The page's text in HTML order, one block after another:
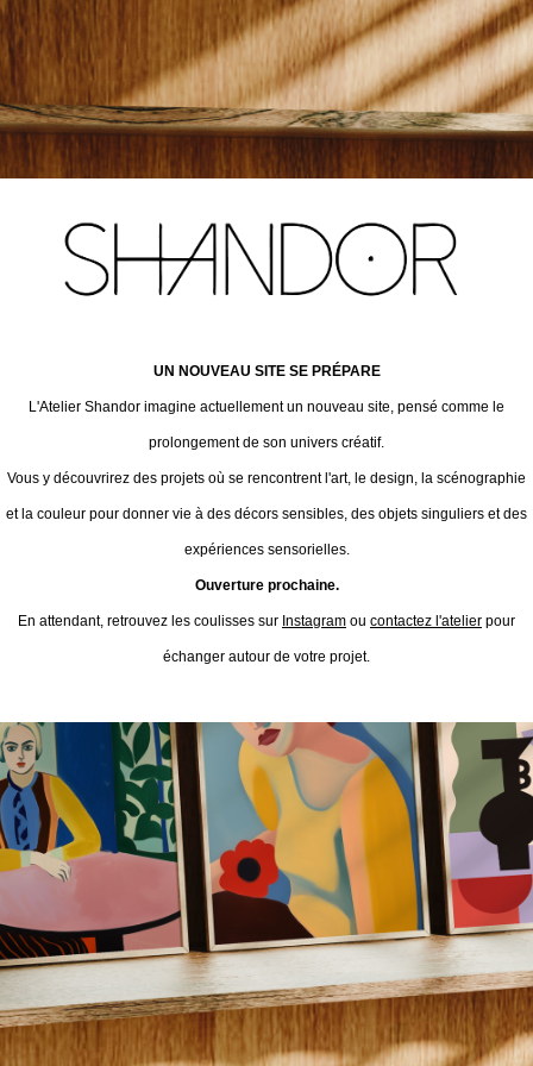
UN NOUVEAU SITE SE PRÉPARE
L'Atelier Shandor imagine actuellement un nouveau site, pensé comme le
prolongement de son univers créatif.
Vous y découvrirez des projets où se rencontrent l'art, le design, la scénographie
et la couleur pour donner vie à des décors sensibles, des objets singuliers et des
expériences sensorielles.
Ouverture prochaine.
En attendant, retrouvez les coulisses sur Instagram ou contactez l'atelier pour
échanger autour de votre projet.